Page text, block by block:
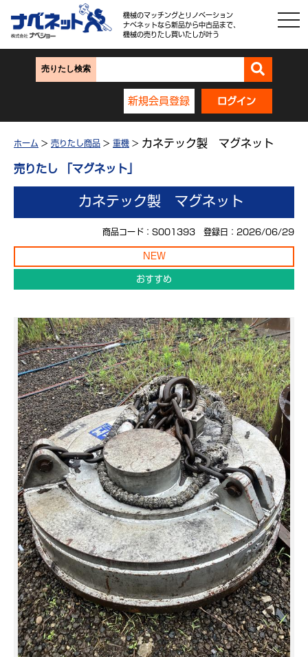
機械のマッチングとリノベーション
ナベネットなら新品から中古品まで、
機械の売りたし買いたしが叶う
売りたし検索
新規会員登録 ログイン
ホーム > 売りたし商品 > 重機 > カネテック製 マグネット
売りたし 「マグネット」
カネテック製 マグネット
商品コード：S001393 登録日：2026/06/29
NEW
おすすめ